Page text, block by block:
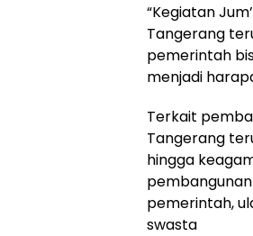
“Kegiatan
Tangerang
pemerintah
menjadi
Terkait
Tangerang
hingga
pemerintah,
swasta